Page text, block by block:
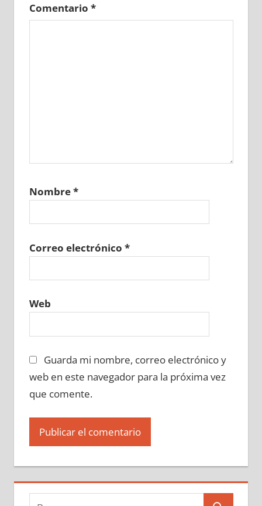
Comentario *
Nombre*
Correo electrónico *
Web
Guarda mi nombre, correo electrónico y
web en este navegador para la próxima vez
que comente.